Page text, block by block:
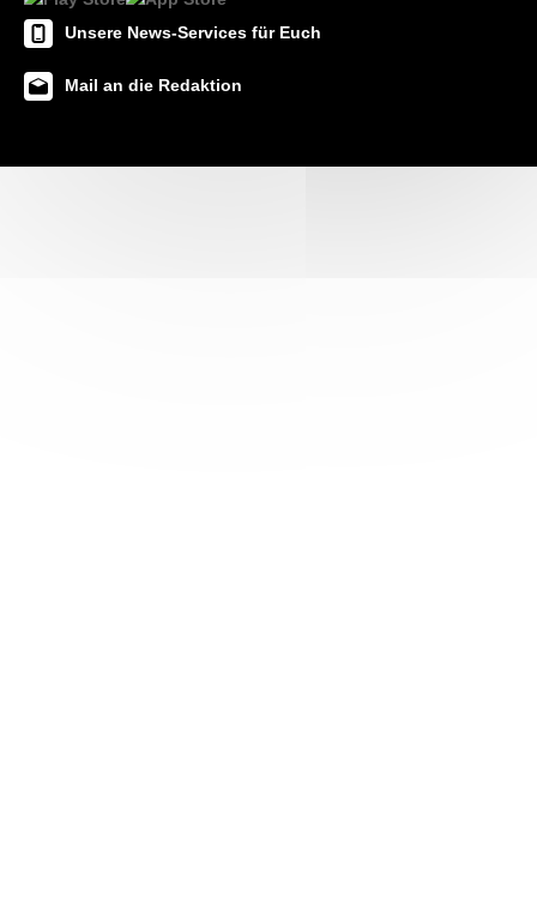
Unsere News-Services für Euch
Mail an die Redaktion